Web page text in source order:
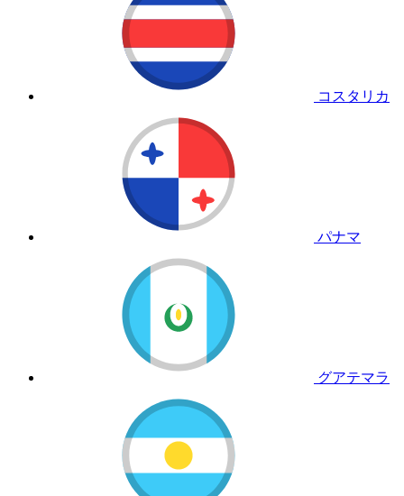
コスタリカ
パナマ
グアテマラ